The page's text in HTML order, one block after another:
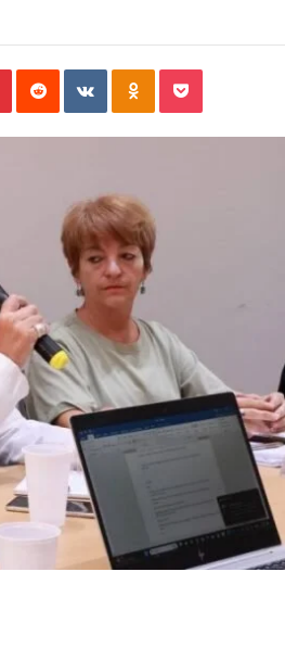
PinterestReddit VKontakteOdnoklassniki
Pocket